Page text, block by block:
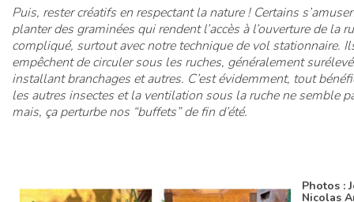
Puis, rester créatifs en respectant la nature ! Certains
planter des graminées qui rendent l’accès à l’ouverture de la
compliqué, surtout avec notre technique de vol stationnaire.
empêchent de circuler sous les ruches, généralement
installant branchages et autres. C’est évidemment, tout
les autres insectes et la ventilation sous la ruche ne semble
mais, ça perturbe nos “buffets” de fin d’été.
Photos :
Nicolas